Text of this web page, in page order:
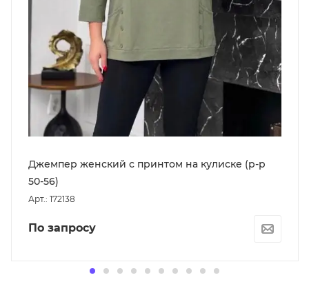
Джемпер женский с принтом на кулиске (р-р
50-56)
Арт.: 172138
По запросу